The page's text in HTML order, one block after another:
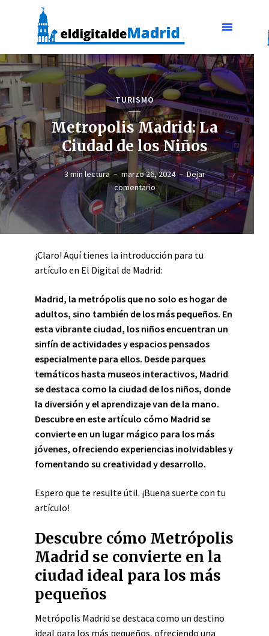
TURISMO
Metropolis Madrid: La
Ciudad de los Niños
3 min lectura marzo 26, 2024
Dejar
comentario
¡Claro! Aquí tienes la introducción para tu
artículo en El Digital de Madrid:
Madrid, la metrópolis que no solo es hogar de
adultos, sino también de los más pequeños. En
esta vibrante ciudad, los niñosencuentran un
sinfín de actividades y espacios pensados
especialmente para ellos. Desde parques
temáticos hasta museos interactivos, Madrid
se destaca como la ciudad de los niños, donde
la diversión y el aprendizaje van de la mano.
Descubre en este artículo cómo Madrid se
convierte en un lugar mágico para los más
jóvenes, ofreciendo experiencias inolvidables y
fomentando su creatividad y desarrollo.
Espero que te resulte útil. ¡Buena suerte con tu
artículo!
Descubre cómo Metrópolis
Madrid se convierte en la
ciudad ideal para los más
pequeños
Metrópolis Madrid se destaca como un destino
ideal para los más pequeños, ofreciendo una